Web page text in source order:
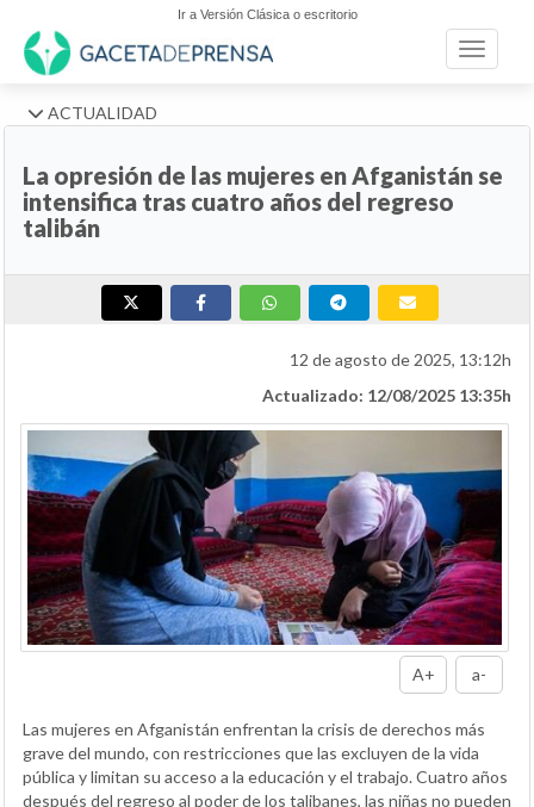
Ir a Versión Clásica o escritorio
Toggle
ACTUALIDAD
La opresión de las mujeres en Afganistán se
intensifica tras cuatro años del regreso
talibán
12 de agosto de 2025, 13:12h
Actualizado: 12/08/2025 13:35h
A+ a-
Las mujeres en Afganistán enfrentan la crisis de derechos más
grave del mundo, con restricciones que las excluyen de la vida
pública y limitan su acceso a la educación y el trabajo. Cuatro años
después del regreso al poder de los talibanes, las niñas no pueden